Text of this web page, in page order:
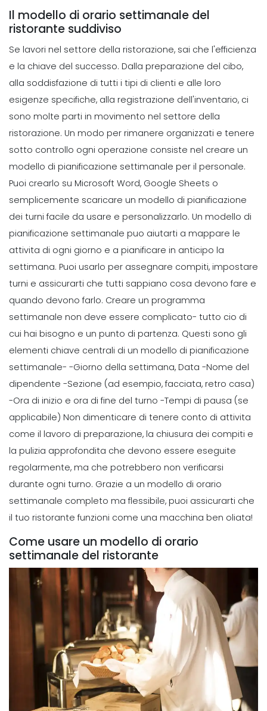
Management
Perche devi usare un'app di
fattori
Michelle Jaco Oct 12, 2020
Scheduling
6 Strategie di pianificazione che
ridurranno il vostro tasso di
fatturato
Michelle Jaco Oct 12, 2020
5 Vantaggi della comunicazione
forte sul posto di lavoro
Michelle Jaco Oct 12, 2020
5 aree in cui i dipendenti possono
migliorare
Michelle Jaco Oct 12, 2020
Pro e contro di Restaurant
Scheduling con Excel
Michelle Jaco Oct 12, 2020
Scheduling
Common Restaurant Employee
Scheduling Problemi & Come e
possibile risolverli
Michelle Jaco Oct 12, 2020
Scheduling
6 Suggerimenti importanti per la
gestione della programmazione dei
dipendenti
Michelle Jaco Oct 12, 2020
Scheduling
5 Suggerimenti per la scelta del
miglior modello di pianificazione
settimanale dei dipendenti
Michelle Jaco Oct 12, 2020
Scheduling
Cosa cercare quando si tratta di
Il modello di orario settimanale del
ristorante suddiviso
Se lavori nel settore della ristorazione, sai che l'efficienza
e la chiave del successo. Dalla preparazione del cibo,
alla soddisfazione di tutti i tipi di clienti e alle loro
esigenze specifiche, alla registrazione dell'inventario, ci
sono molte parti in movimento nel settore della
ristorazione. Un modo per rimanere organizzati e tenere
sotto controllo ogni operazione consiste nel creare un
modello di pianificazione settimanale per il personale.
Puoi crearlo su Microsoft Word, Google Sheets o
semplicemente scaricare un modello di pianificazione
dei turni facile da usare e personalizzarlo. Un modello di
pianificazione settimanale puo aiutarti a mappare le
attivita di ogni giorno e a pianificare in anticipo la
settimana. Puoi usarlo per assegnare compiti, impostare
turni e assicurarti che tutti sappiano cosa devono fare e
quando devono farlo. Creare un programma
settimanale non deve essere complicato- tutto cio di
cui hai bisogno e un punto di partenza. Questi sono gli
elementi chiave centrali di un modello di pianificazione
settimanale- -Giorno della settimana, Data -Nome del
dipendente -Sezione (ad esempio, facciata, retro casa)
-Ora di inizio e ora di fine del turno -Tempi di pausa (se
applicabile) Non dimenticare di tenere conto di attivita
come il lavoro di preparazione, la chiusura dei compiti e
la pulizia approfondita che devono essere eseguite
regolarmente, ma che potrebbero non verificarsi
durante ogni turno. Grazie a un modello di orario
settimanale completo ma flessibile, puoi assicurarti che
il tuo ristorante funzioni come una macchina ben oliata!
Come usare un modello di orario
settimanale del ristorante